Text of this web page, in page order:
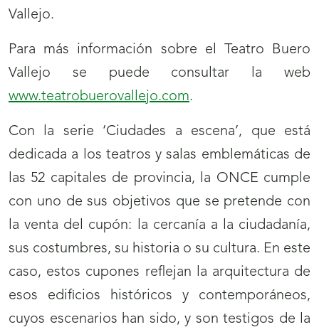
Vallejo.
Para más información sobre el Teatro Buero
Vallejo se puede consultar la web
www.teatrobuerovallejo.com.
Con la serie ‘Ciudades a escena’, que está
dedicada a los teatros y salas emblemáticas de
las 52 capitales de provincia, la ONCE cumple
con uno de sus objetivos que se pretende con
la venta del cupón: la cercanía a la ciudadanía,
sus costumbres, su historia o su cultura. En este
caso, estos cupones reflejan la arquitectura de
esos edificios históricos y contemporáneos,
cuyos escenarios han sido, y son testigos de la